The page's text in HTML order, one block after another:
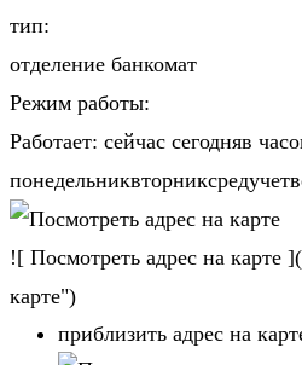
тип:
отделение банкомат
Режим работы:
Работает: сейчас сегодняв
![ Посмотреть адрес на карте
карте")
приблизить адрес на